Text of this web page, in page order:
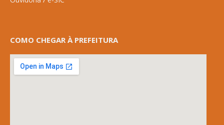
COMO CHEGAR À PREFEITURA